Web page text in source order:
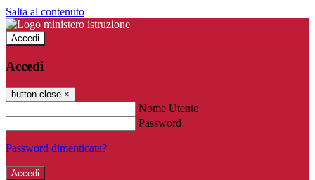
Salta al contenuto
Accedi
Accedi
button close ×
Nome Utente
Password
Password dimenticata?